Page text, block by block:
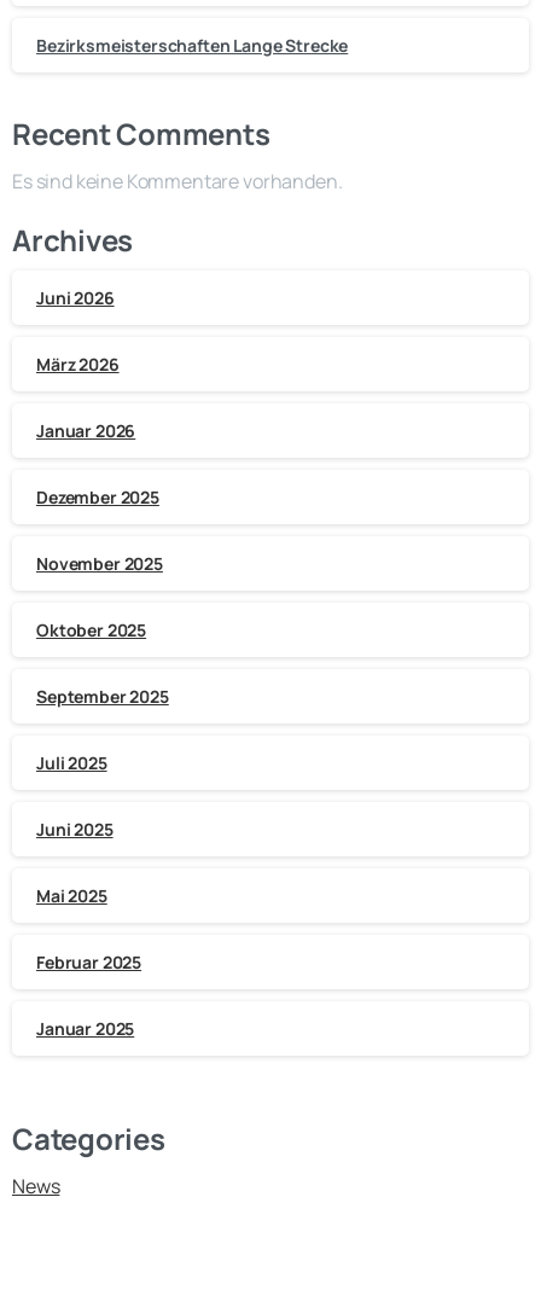
Bezirksmeisterschaften Lange Strecke
Recent Comments
Es sind keine Kommentare vorhanden.
Archives
Juni 2026
März 2026
Januar 2026
Dezember 2025
November 2025
Oktober 2025
September 2025
Juli 2025
Juni 2025
Mai 2025
Februar 2025
Januar 2025
Categories
News